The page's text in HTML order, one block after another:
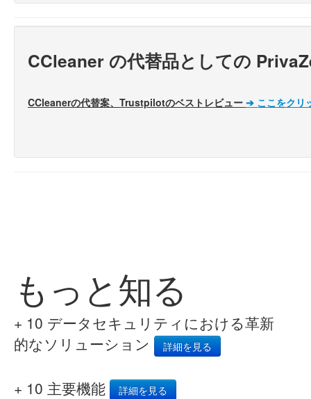
CCleaner の代替品としての
CCleanerの代替案、Trustpilotのベストレビュー ➔ ここをクリ
もっと知る
+ 10 データセキュリティにおける革新
的なソリューション
詳細を見る
+ 10 主要機能 詳細を見る